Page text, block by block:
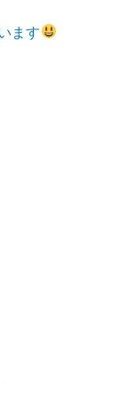
ます